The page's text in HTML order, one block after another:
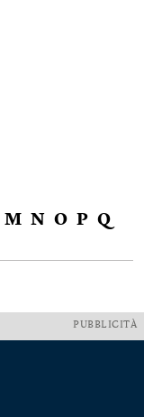
M N O P Q
PUBBLICITÀ